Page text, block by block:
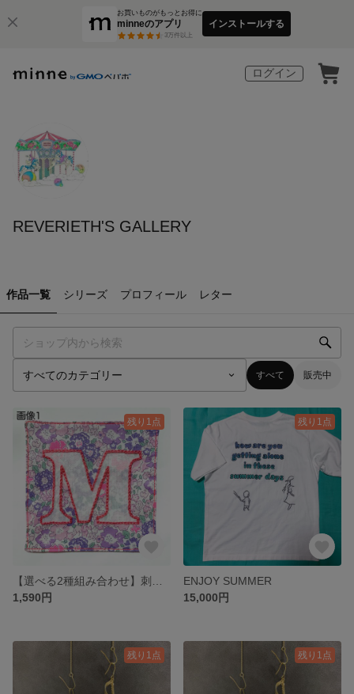
お買いものがもっとお得に
minneのアプリ
3万件以上
インストールする
ログイン
REVERIETH'S GALLERY
作品一覧 シリーズ プロフィール レター
すべて 販売中
残り1点
1,590円
残り1点
ENJOY SUMMER
15,000円
残り1点 残り1点